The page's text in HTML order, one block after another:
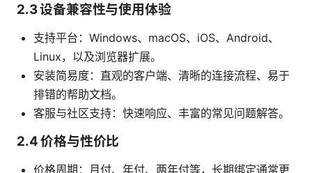
2.3 设备兼容性与使用体验
支持平台：Windows、macOS、iOS、Android、
Linux，以及浏览器扩展。
安装简易度：直观的客户端、清晰的连接流程、易于
排错的帮助文档。
客服与社区支持：快速响应、丰富的常见问题解答。
2.4 价格与性价比
价格周期：月付、年付、两年付等，长期绑定通常更